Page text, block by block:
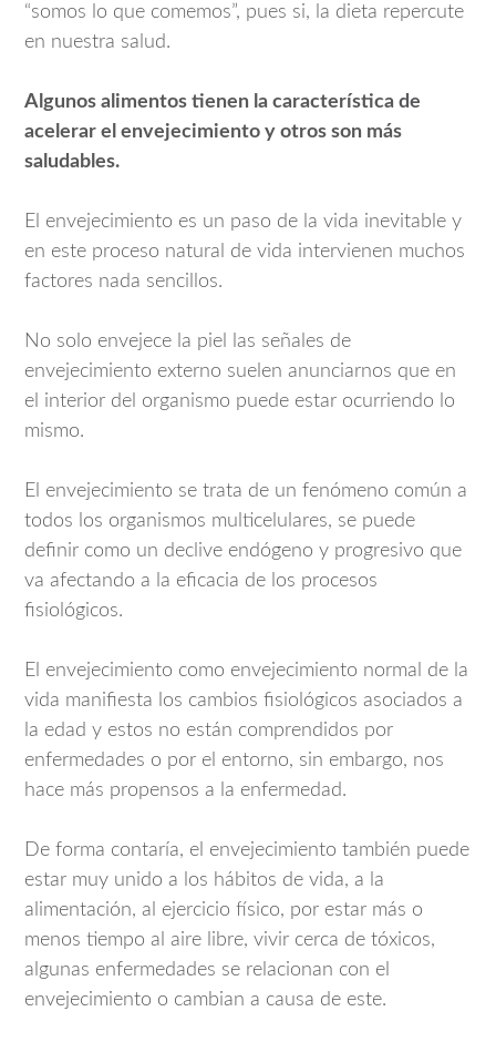
“somos lo que comemos”, pues si, la dieta repercute
en nuestra salud.
Algunos alimentos tienen la característica de
acelerar el envejecimiento y otros son más
saludables.
El envejecimiento es un paso de la vida inevitable y
en este proceso natural de vida intervienen muchos
factores nada sencillos.
No solo envejece la piel las señales de
envejecimiento externo suelen anunciarnos que en
el interior del organismo puede estar ocurriendo lo
mismo.
El envejecimiento se trata de un fenómeno común a
todos los organismos multicelulares, se puede
definir como un declive endógeno y progresivo que
va afectando a la eficacia de los procesos
fisiológicos.
El envejecimiento como envejecimiento normal de la
vida manifiesta los cambios fisiológicos asociados a
la edad y estos no están comprendidos por
enfermedades o por el entorno, sin embargo, nos
hace más propensos a la enfermedad.
De forma contaría, el envejecimiento también puede
estar muy unido a los hábitos de vida, a la
alimentación, al ejercicio físico, por estar más o
menos tiempo al aire libre, vivir cerca de tóxicos,
algunas enfermedades se relacionan con el
envejecimiento o cambian a causa de este.